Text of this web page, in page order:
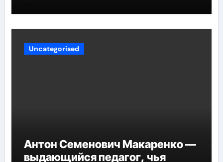
Uncategorised
Антон Семенович Макаренко —
выдающийся педагог, чья